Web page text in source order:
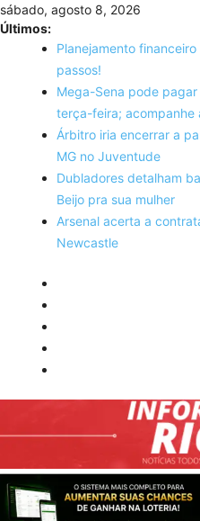
Skip
to
content
sábado, agosto 8, 2026
Últimos:
Planejamento
passos!
Mega-Sena pode
terça-feira; acompanhe
Árbitro iria encerrar a
MG no Juventude
Dubladores detalham
Beijo pra sua mulher
Arsenal acerta a
Newcastle